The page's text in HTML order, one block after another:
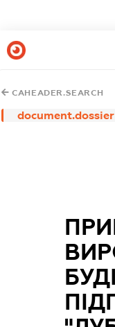
CAHEADER.SEARCH
document.dossier